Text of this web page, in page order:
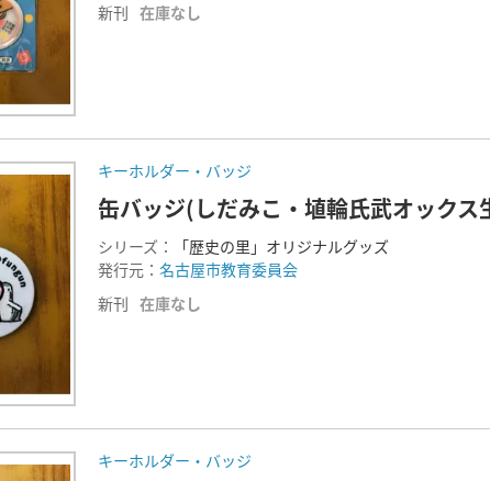
新刊 在庫なし
キーホルダー・バッジ
缶バッジ(しだみこ・埴輪氏武オックス
シリーズ：
「歴史の里」オリジナルグッズ
発行元： 名古屋市教育委員会
新刊 在庫なし
キーホルダー・バッジ